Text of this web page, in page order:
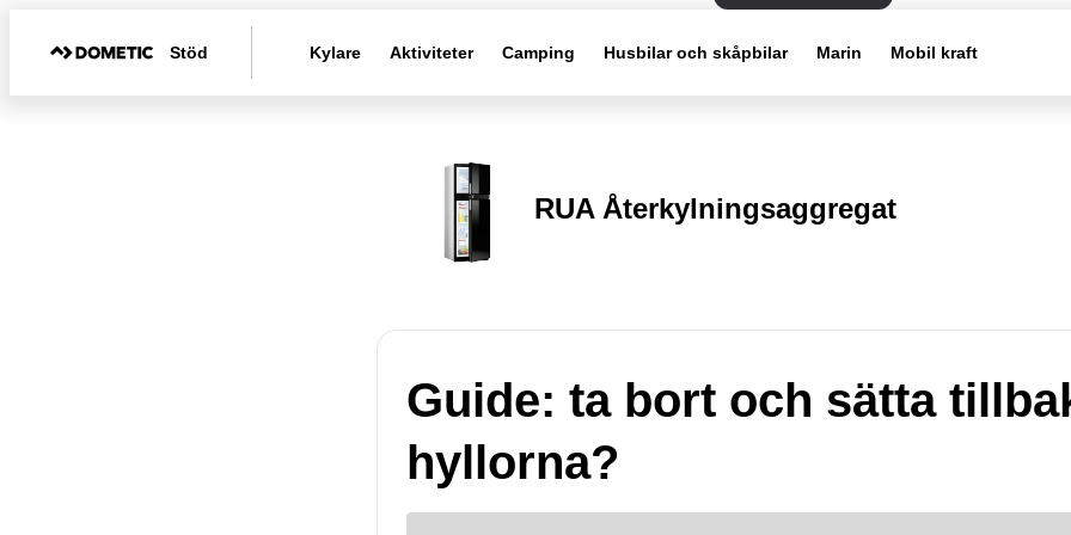
Stöd Kylare Aktiviteter Camping Husbilar och skåpbilar Marin Mobil kraft
RUA Återkylningsaggregat
Guide: ta bort och sätta
hyllorna?